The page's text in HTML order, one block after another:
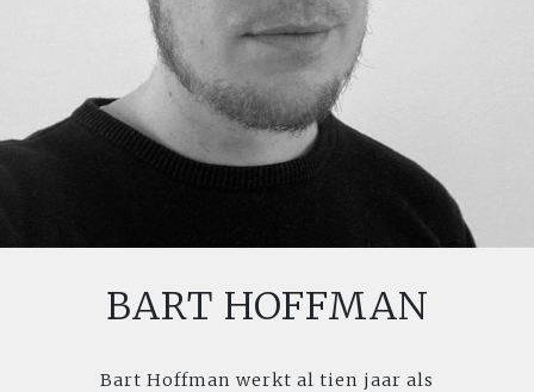
BART HOFFMAN
Bart Hoffman werkt al tien jaar als